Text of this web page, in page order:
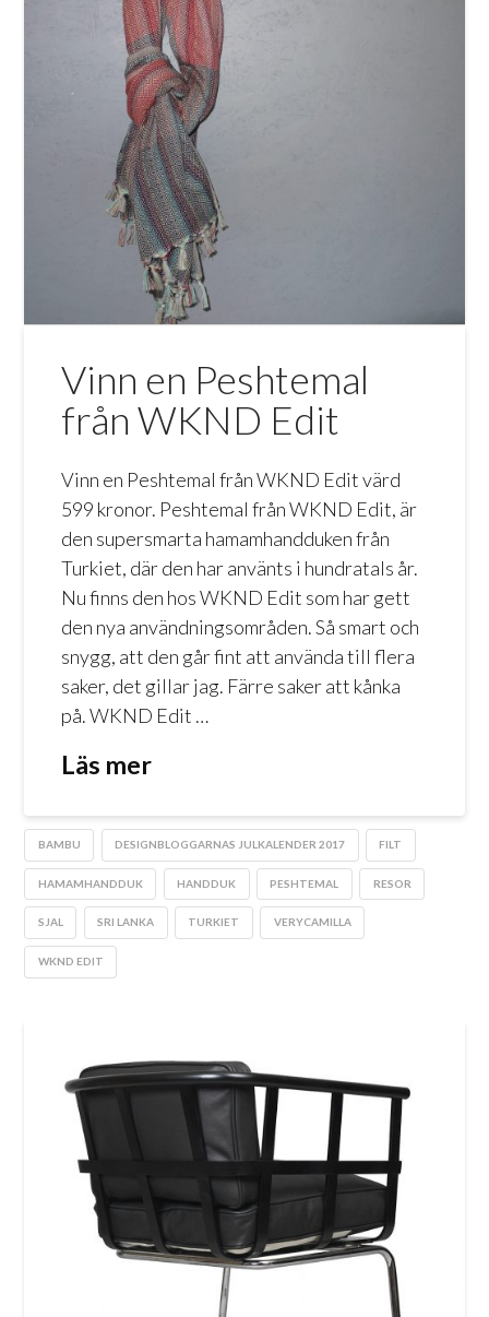
Vinn en Peshtemal
från WKND Edit
Vinn en Peshtemal från WKND Edit värd
599 kronor. Peshtemal från WKND Edit, är
den supersmarta hamamhandduken från
Turkiet, där den har använts i hundratals år.
Nu finns den hos WKND Edit som har gett
den nya användningsområden. Så smart och
snygg, att den går fint att använda till flera
saker, det gillar jag. Färre saker att kånka
på. WKND Edit …
Läs mer
BAMBU DESIGNBLOGGARNAS JULKALENDER 2017 FILT
HAMAMHANDDUK HANDDUK PESHTEMAL RESOR
SJAL SRI LANKA TURKIET VERYCAMILLA
WKND EDIT